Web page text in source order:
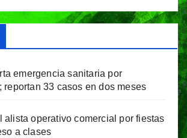
emergencia sanitaria por
reportan 33 casos en dos meses
alista operativo comercial por fiestas
a clases